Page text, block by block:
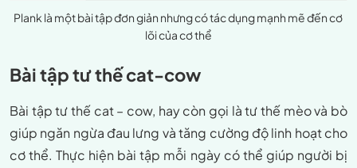
Plank là một bài tập đơn giản nhưng có tác dụng mạnh mẽ đến cơ
lõi của cơ thể
Bài tập tư thế cat-cow
Bài tập tư thế cat – cow, hay còn gọi là tư thế mèo và bò
giúp ngăn ngừa đau lưng và tăng cường độ linh hoạt cho
cơ thể. Thực hiện bài tập mỗi ngày có thể giúp người bị